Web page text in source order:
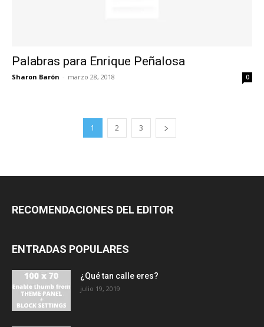
Palabras para Enrique Peñalosa
Sharon Barón - marzo 28, 2018 0
1 2 3
RECOMENDACIONES DEL EDITOR
ENTRADAS POPULARES
¿Qué tan calle eres?
julio 19, 2019